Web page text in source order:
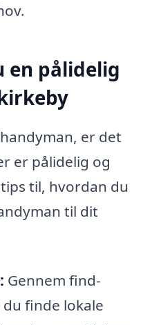
en pålidelig
er det
er pålidelig og
til, hvordan du
til dit
Gennem find-
finde lokale